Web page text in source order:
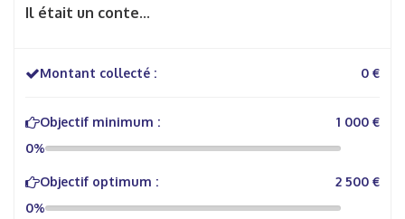
Il était un conte...
Montant collecté : 0 €
Objectif minimum :
1 000 €
0%
Objectif optimum :
2 500 €
0%